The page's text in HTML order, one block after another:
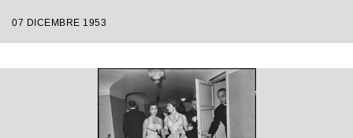
1954 con l'opera "La Wally", di Alfredo
e la direzione di Giulini stesso
07 DICEMBRE 1953